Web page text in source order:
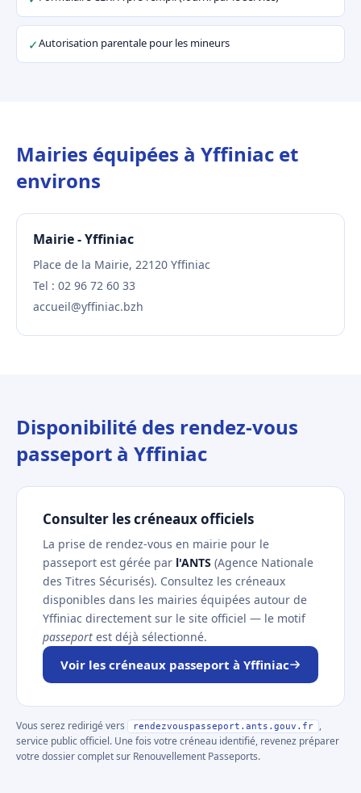
✓Autorisation parentale pour les mineurs
Mairies équipées à Yffiniac et
environs
Mairie - Yffiniac
Place de la Mairie, 22120 Yffiniac
Tel : 02 96 72 60 33
accueil@yffiniac.bzh
Disponibilité des rendez-vous
passeport à Yffiniac
Consulter les créneaux officiels
La prise de rendez-vous en mairie pour le
passeport est gérée par l'ANTS (Agence Nationale
des Titres Sécurisés). Consultez les créneaux
disponibles dans les mairies équipées autour de
Yffiniac directement sur le site officiel — le motif
passeport est déjà sélectionné.
Voir les créneaux passeport à Yffiniac
Vous serez redirigé vers rendezvouspasseport.ants.gouv.fr
,
service public officiel. Une fois votre créneau identifié, revenez préparer
votre dossier complet sur Renouvellement Passeports.